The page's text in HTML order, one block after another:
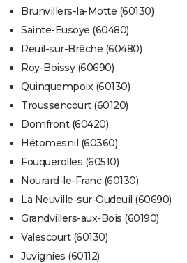
Brunvillers-la-Motte (60130)
Sainte-Eusoye (60480)
Reuil-sur-Brêche (60480)
Roy-Boissy (60690)
Quinquempoix (60130)
Troussencourt (60120)
Domfront (60420)
Hétomesnil (60360)
Fouquerolles (60510)
Nourard-le-Franc (60130)
La Neuville-sur-Oudeuil (60690)
Grandvillers-aux-Bois (60190)
Valescourt (60130)
Juvignies (60112)